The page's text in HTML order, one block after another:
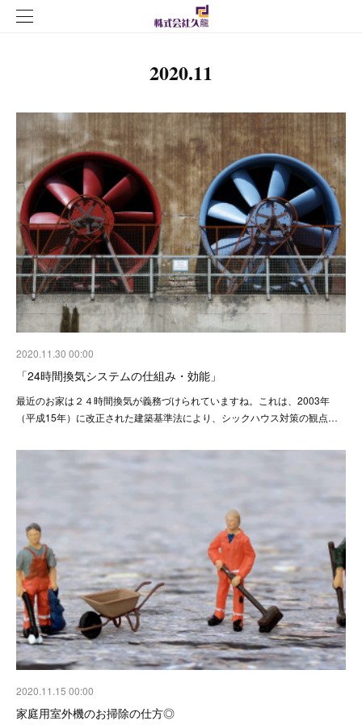
2020.11
2020.11.30 00:00
「24時間換気システムの仕組み・効能」
最近のお家は２４時間換気が義務づけられていますね。これは、2003年
（平成15年）に改正された建築基準法により、シックハウス対策の観点…
2020.11.15 00:00
家庭用室外機のお掃除の仕方◎